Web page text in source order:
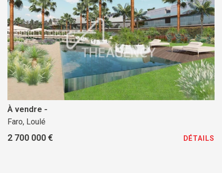
À vendre -
Faro, Loulé
2 700 000 € DÉTAILS